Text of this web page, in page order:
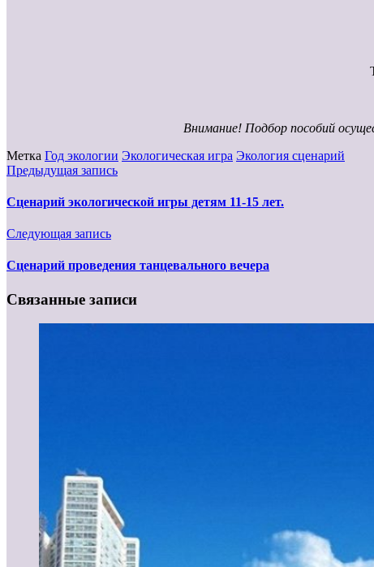
Внимание! Подбор пособий
Метка Год экологии Экологическая игра Экология сценарий
Предыдущая запись
Сценарий экологической игры детям 11-15 лет.
Следующая запись
Cценарий проведения танцевального вечера
Связанные записи